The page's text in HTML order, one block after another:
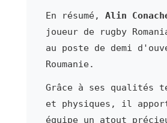
En résumé, Alin
joueur de rugby
au poste de demi
Roumanie.
Grâce à ses qualités
et physiques, il
équipe un atout